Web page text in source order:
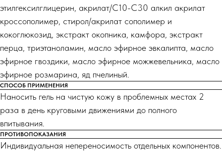
этилгексилглицерин, акрилат/С10-С30 алкил акрилат
кроссополимер, стирол/акрилат сополимер и
кокоглюкозид, экстракт окопника, камфора, экстракт
перца, триэтаноламин, масло эфирное эвкалипта, масло
эфирное гвоздики, масло эфирное можжевельника, масло
эфирное розмарина, яд пчелиный.
СПОСОБ ПРИМЕНЕНИЯ
Наносить гель на чистую кожу в проблемных местах 2
раза в день круговыми движениями до полного
впитывания.
ПРОТИВОПОКАЗАНИЯ
Индивидуальная непереносимость отдельных компонентов.